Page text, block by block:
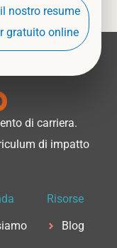
nostro resume
gratuito online
di carriera.
di impatto
Risorse
Blog